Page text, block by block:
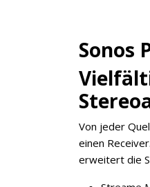
Sonos
Von jeder
einen
erweitert die